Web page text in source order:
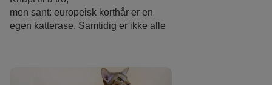
omkring anskaffelse, hold, ernæring
og helsemessige aspekter.
men sant: europeisk korthår er en
egen katterase. Samtidig er ikke alle
også denne rasen har en unik
rasestandard som avlslinjene må